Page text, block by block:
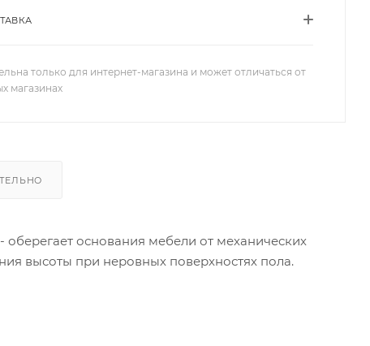
только для интернет-магазина и может отличаться от
магазинах
основания мебели от механических
высоты при неровных поверхностях пола.